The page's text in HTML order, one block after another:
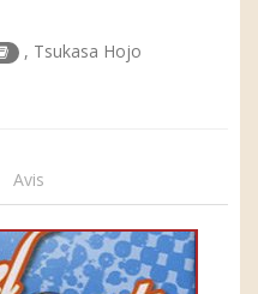
, Tsukasa Hojo
Avis